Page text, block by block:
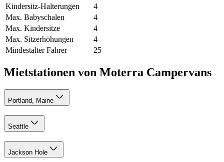
Kindersitz-Halterungen
4
Max. Babyschalen
4
Max. Kindersitze
4
Max. Sitzerhöhungen
4
Mindestalter Fahrer
25
Mietstationen von Moterra Campervans
Portland, Maine
Seattle
Jackson Hole